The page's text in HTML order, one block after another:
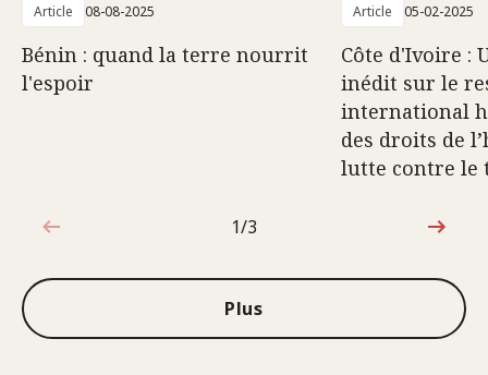
Article 08-08-2025
Bénin : quand la terre nourrit
l'espoir
Article 05-02-2025
Côte d'Ivoire :
inédit sur le
international
des droits de
lutte contre le
1sur3
1/3
Plus